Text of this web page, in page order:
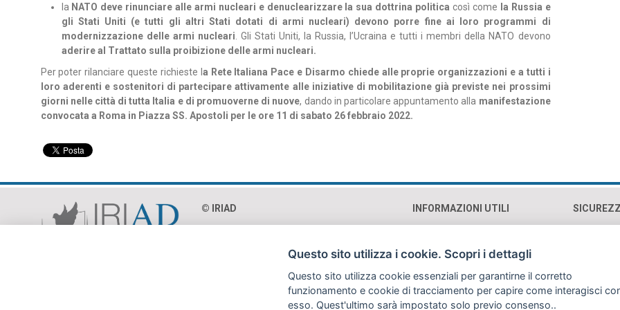
la NATO deve rinunciare alle armi nucleari e denuclearizzare la sua dottrina politica così come la Russia e
gli Stati Uniti (e tutti gli altri Stati dotati di armi nucleari) devono porre fine ai loro programmi di
modernizzazione delle armi nucleari . Gli Stati Uniti, la Russia, l’Ucraina e tutti i membri della NATO devono
aderire al Trattato sulla proibizione delle armi nucleari.
Per poter rilanciare queste richieste l a Rete Italiana Pace e Disarmo chiede alle proprie organizzazioni e a tutti i
loro aderenti e sostenitori di partecipare attivamente alle iniziative di mobilitazione già previste nei prossimi
giorni nelle città di tutta Italia e di promuoverne di nuove, dando in particolare appuntamento alla manifestazione
convocata a Roma in Piazza SS. Apostoli per le ore 11 di sabato 26 febbraio 2022.
© IRIAD‎
INFORMAZIONI UTILI
Mappa
Questo sito utilizza i cookie. Scopri i dettagli
Questo sito utilizza cookie essenziali per garantirne il corretto
funzionamento e cookie di tracciamento per capire come interagisci
esso. Quest'ultimo sarà impostato solo previo consenso..